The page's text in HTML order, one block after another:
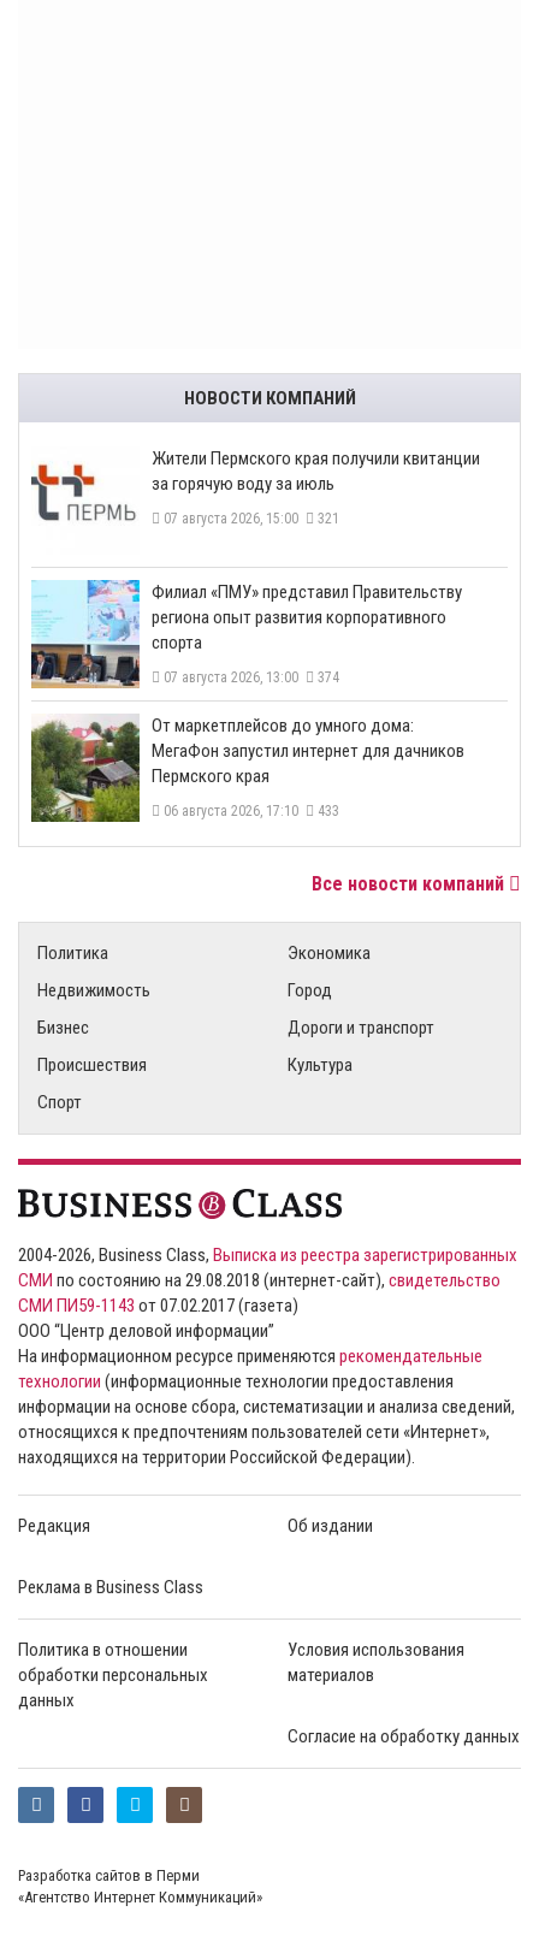
НОВОСТИ КОМПАНИЙ
​Жители Пермского края получили квитанции
за горячую воду за июль
07 августа 2026, 15:00 321
​Филиал «ПМУ» представил Правительству
региона опыт развития корпоративного
спорта
07 августа 2026, 13:00 374
От маркетплейсов до умного дома:
МегаФон запустил интернет для дачников
Пермского края
06 августа 2026, 17:10 433
Все новости компаний
Политика
Экономика
Недвижимость
Город
Бизнес
Дороги и транспорт
Происшествия
Культура
Спорт
2004-2026, Business Class, Выписка из реестра зарегистрированных
СМИ по состоянию на 29.08.2018 (интернет-сайт), свидетельство
СМИ ПИ59-1143 от 07.02.2017 (газета)
ООО “Центр деловой информации”
На информационном ресурсе применяются рекомендательные
технологии (информационные технологии предоставления
информации на основе сбора, систематизации и анализа сведений,
относящихся к предпочтениям пользователей сети «Интернет»,
находящихся на территории Российской Федерации).
Редакция Об издании
Реклама в Business Class
Политика в отношении
обработки персональных
данных
Условия использования
материалов
Согласие на обработку данных
Разработка сайтов в Перми
«Агентство Интернет Коммуникаций»